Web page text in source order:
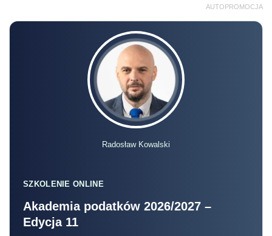
AUTOPROMOCJA
Radosław Kowalski
SZKOLENIE ONLINE
Akademia podatków 2026/2027 –
Edycja 11